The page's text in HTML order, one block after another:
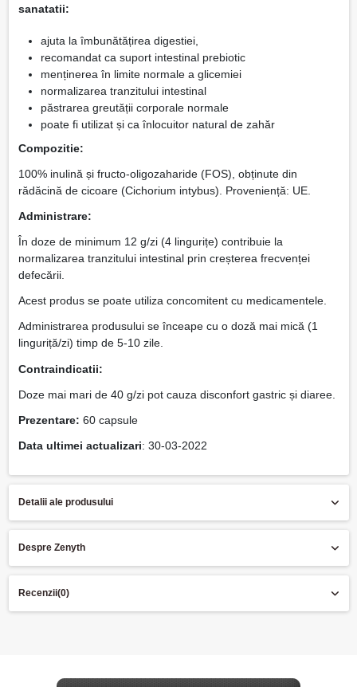
sanatatii:
ajuta la îmbunătățirea digestiei,
recomandat ca suport intestinal prebiotic
menținerea în limite normale a glicemiei
normalizarea tranzitului intestinal
păstrarea greutății corporale normale
poate fi utilizat și ca înlocuitor natural de zahăr
Compozitie:
100% inulină și fructo-oligozaharide (FOS), obținute din
rădăcină de cicoare (Cichorium intybus). Proveniență: UE.
Administrare:
În doze de minimum 12 g/zi (4 lingurițe) contribuie la
normalizarea tranzitului intestinal prin creșterea frecvenței
defecării.
Acest produs se poate utiliza concomitent cu medicamentele.
Administrarea produsului se înceape cu o doză mai mică (1
linguriță/zi) timp de 5-10 zile.
Contraindicatii:
Doze mai mari de 40 g/zi pot cauza disconfort gastric și diaree.
Prezentare: 60 capsule
Data ultimei actualizari: 30-03-2022
Detalii ale produsului
Despre Zenyth
Recenzii(0)